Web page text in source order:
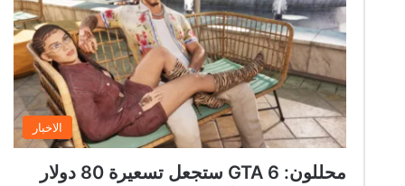
الاخبار
محللون: GTA 6 ستجعل تسعيرة 80 دولار